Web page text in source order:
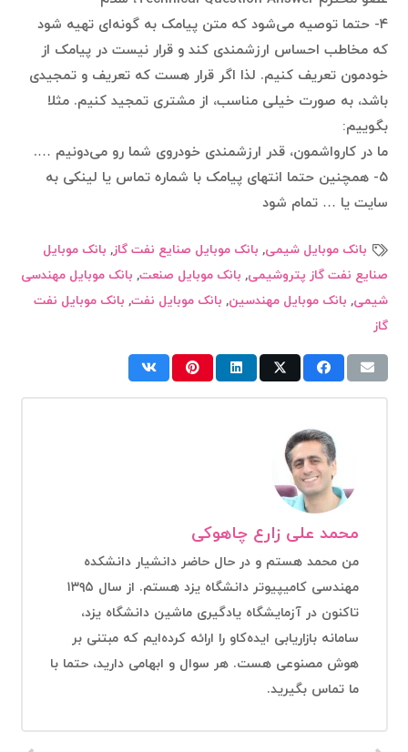
۴- حتما توصیه می‌شود که متن پیامک به گونه‌ای تهیه شود
که مخاطب احساس ارزشمندی کند و قرار نیست در پیامک از
خودمون تعریف کنیم. لذا اگر قرار هست که تعریف و تمجیدی
باشد، به صورت خیلی مناسب، از مشتری تمجید کنیم. مثلا
بگوییم:
ما در کارواشمون، قدر ارزشمندی خودروی شما رو می‌دونیم ….
۵- همچنین حتما انتهای پیامک با شماره تماس یا لینکی به
سایت یا … تمام شود
بانک موبایل شیمی, بانک موبایل صنایع نفت گاز, بانک موبایل
صنایع نفت گاز پتروشیمی, بانک موبایل صنعت, بانک موبایل مهندسی
شیمی, بانک موبایل مهندسین, بانک موبایل نفت, بانک موبایل نفت
گاز
محمد علی زارع چاهوکی
من محمد هستم و در حال حاضر دانشیار دانشکده
مهندسی کامیپیوتر دانشگاه یزد هستم. از سال ۱۳۹۵
تاکنون در آزمایشگاه یادگیری ماشین دانشگاه یزد،
سامانه بازاریابی ایده‌کاو را ارائه کرده‌ایم که مبتنی بر
هوش مصنوعی هست. هر سوال و ابهامی دارید، حتما با
ما تماس بگیرید.